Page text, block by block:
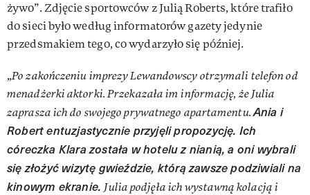
żywo”. Zdjęcie sportowców z Julią Roberts, które trafiło
do sieci było według informatorów gazety jedynie
przedsmakiem tego, co wydarzyło się później.
„Po zakończeniu imprezy Lewandowscy otrzymali telefon od
menadżerki aktorki. Przekazała im informację, że Julia
zaprasza ich do swojego prywatnego apartamentu.Ania i
Robert entuzjastycznie przyjęli propozycję. Ich
córeczka Klara została w hotelu z nianią, a oni wybrali
się złożyć wizytę gwieździe, którą zawsze podziwiali na
kinowym ekranie. Julia podjęła ich wystawną kolacją i